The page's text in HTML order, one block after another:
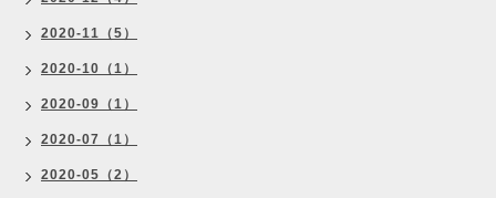
2020-11（5）
2020-10（1）
2020-09（1）
2020-07（1）
2020-05（2）